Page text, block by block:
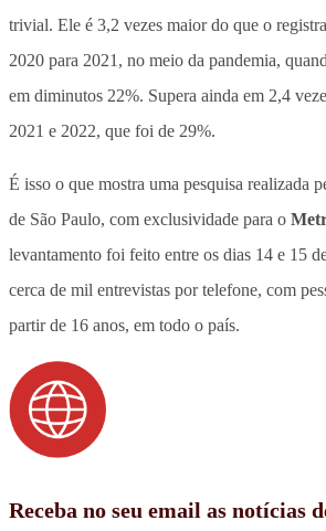
trivial. Ele é 3,2 vezes maior do que o
2020 para 2021, no meio da pandemia,
em diminutos 22%. Supera ainda em 2,4
2021 e 2022, que foi de 29%.
É isso o que mostra uma pesquisa realizada
de São Paulo, com exclusividade para o
levantamento foi feito entre os dias 14 e 15
cerca de mil entrevistas por telefone, com
partir de 16 anos, em todo o país.
Receba no seu email as notícias